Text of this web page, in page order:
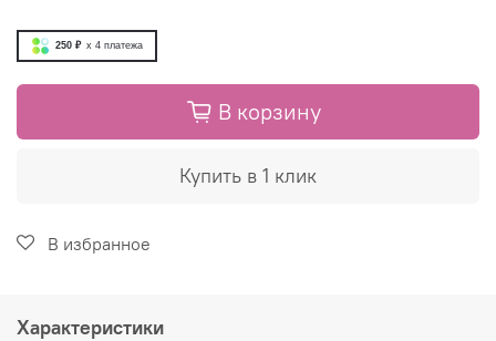
250 ₽ x 4 платежа
В корзину
Купить в 1 клик
В избранное
Характеристики